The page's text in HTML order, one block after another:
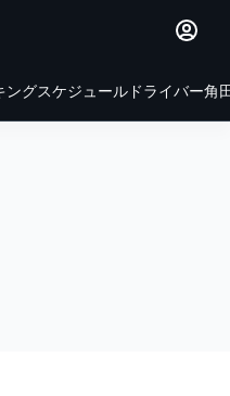
ングスケジュール ドライバー角